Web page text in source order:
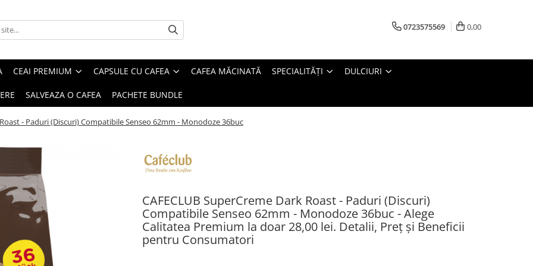
0723575569 0,00
CEAI PREMIUM CAPSULE CU CAFEA CAFEA MĂCINATĂ SPECIALITĂȚI DULCIURI
SALVEAZA O CAFEA PACHETE BUNDLE
- Paduri (Discuri) Compatibile Senseo 62mm - Monodoze 36buc
CAFECLUB SuperCreme Dark Roast - Paduri (Discuri)
Compatibile Senseo 62mm - Monodoze 36buc - Alege
Calitatea Premium la doar 28,00 lei. Detalii, Preț și Beneficii
pentru Consumatori